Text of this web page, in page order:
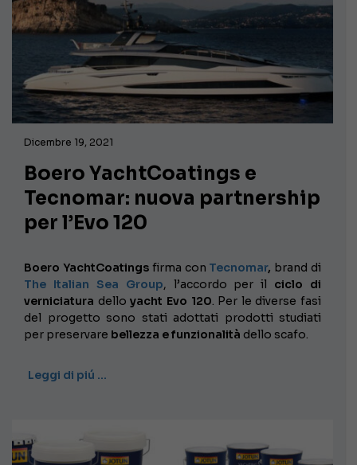
Dicembre 19, 2021
Boero YachtCoatings e
Tecnomar: nuova partnership
per l’Evo 120
Boero YachtCoatingsfirma con Tecnomar, brand di
The Italian Sea Group, l’accordo per il ciclo di
verniciatura delloyacht Evo 120. Per le diverse fasi
del progetto sono stati adottati prodotti studiati
per preservare bellezza e funzionalità dello scafo.
Leggi di piú …